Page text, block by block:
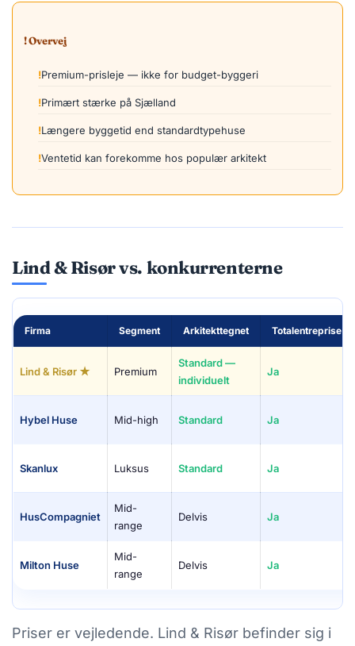
! Overvej
Premium-prisleje — ikke for budget-byggeri
Primært stærke på Sjælland
Længere byggetid end standardtypehuse
Ventetid kan forekomme hos populær arkitekt
Lind & Risør vs. konkurrenterne
Firma Segment Arkitekttegnet Totalentreprise
Lind & Risør ★ Premium
Standard —
individuelt
Ja
Hybel Huse Mid-high Standard Ja
Skanlux Luksus Standard Ja
HusCompagniet
Mid-
range
Delvis Ja
Milton Huse
Mid-
range
Delvis Ja
Priser er vejledende. Lind & Risør befinder sig i